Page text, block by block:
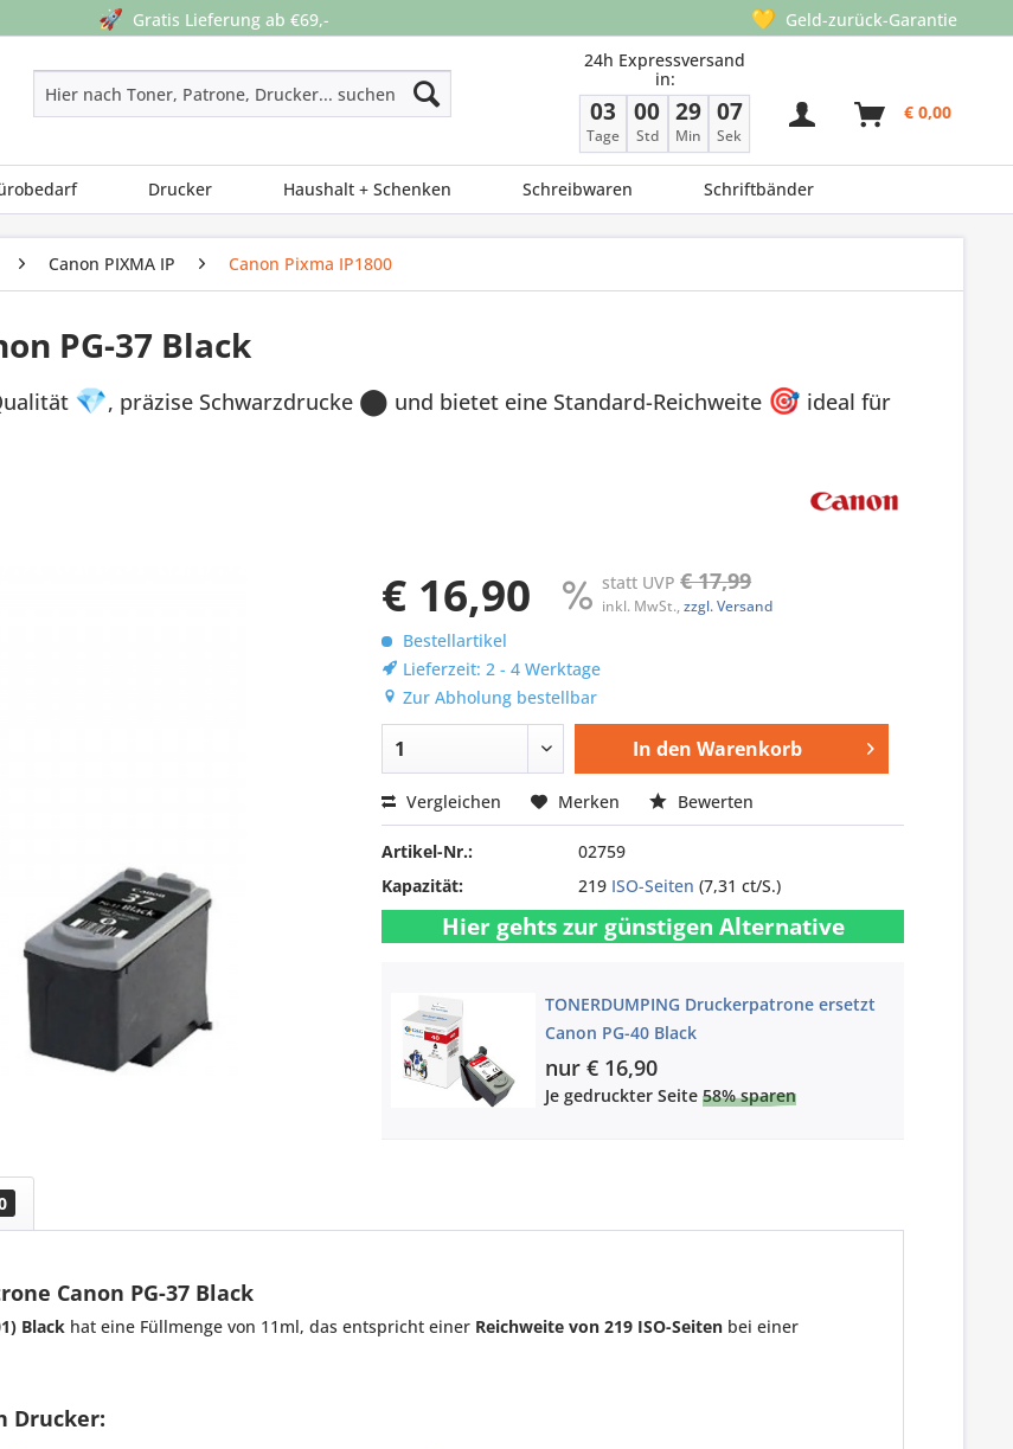
🚀 Gratis Lieferung ab €69,- 💛 Geld-zurück-Garantie
24h Expressversand
in:
03
Tage
00
Std
29
Min
06
Sek
€ 0,00
Drucker Haushalt + Schenken Schreibwaren Schriftbänder
Canon PIXMA IP Canon Pixma IP1800
PG-37 Black
💎, präzise Schwarzdrucke ⬤ und bietet eine Standard-Reichweite 🎯 ideal für
€ 16,90 statt UVP€ 17,99
inkl. MwSt.,zzgl. Versand
Bestellartikel
Lieferzeit: 2 - 4 Werktage
Zur Abholung bestellbar
In den Warenkorb
Vergleichen Merken Bewerten
Artikel-Nr.:
02759
Kapazität:
219 ISO-Seiten (7,31 ct/S.)
Hier gehts zur günstigen Alternative
TONERDUMPING Druckerpatrone ersetzt
Canon PG-40 Black
nur € 16,90
Je gedruckter Seite58% sparen
Canon PG-37 Black
Black hat eine Füllmenge von 11ml, das entspricht einer Reichweite von 219 ISO-Seiten bei einer
Drucker: